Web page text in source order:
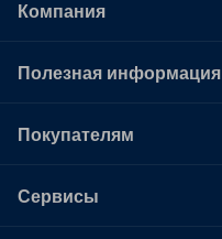
Компания
Полезная информация
Покупателям
Сервисы